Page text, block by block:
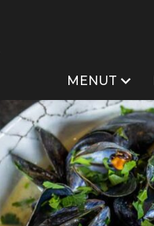
MENUT